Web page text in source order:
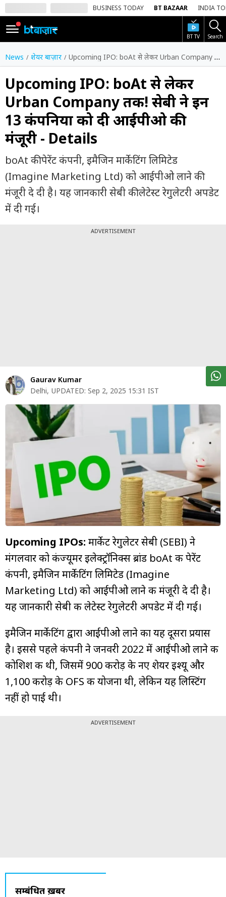
BUSINESS TODAY BT BAZAAR INDIA
BT TV Search
SIGN
IN
Dark
Mode
होम
शेयर
बाज़ार
वीडियो
ट्रेंडिंग
बिजनेस
न्यूज
शेयर
बाज़ार
बिजनेस
न्यूज
वीडियो
फंड
News शेयर बाज़ार Upcoming IPO: boAt से लेकर Urban Company तक! सेबी ने इन 13 कंपनियों को दी आईपीओ की मंजूरी - Details
Upcoming IPO: boAt से लेकर
Urban Company तक! सेबी ने इन
13 कंपनियों को दी आईपीओ की
मंजूरी - Details
boAt की पेरेंट कंपनी, इमैजिन मार्केटिंग लिमिटेड
(Imagine Marketing Ltd) को आईपीओ लाने की
मंजूरी दे दी है। यह जानकारी सेबी की लेटेस्ट रेगुलेटरी अपडेट
में दी गई।
ADVERTISEMENT
Gaurav Kumar
Delhi, UPDATED: Sep 2, 2025 15:31 IST
Upcoming IPOs: मार्केट रेगुलेटर सेबी (SEBI) ने
मंगलवार को कंज्यूमर इलेक्ट्रॉनिक्स ब्रांड boAt की पेरेंट
कंपनी, इमैजिन मार्केटिंग लिमिटेड (Imagine
Marketing Ltd) को आईपीओ लाने की मंजूरी दे दी है।
यह जानकारी सेबी की लेटेस्ट रेगुलेटरी अपडेट में दी गई।
इमैजिन मार्केटिंग द्वारा आईपीओ लाने का यह दूसरा प्रयास
है। इससे पहले कंपनी ने जनवरी 2022 में आईपीओ लाने की
कोशिश की थी, जिसमें ₹900 करोड़ के नए शेयर इश्यू और
₹1,100 करोड़ के OFS की योजना थी, लेकिन यह लिस्टिंग
नहीं हो पाई थी।
ADVERTISEMENT
सम्बंधित ख़बरें